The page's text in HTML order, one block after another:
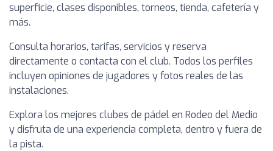
superficie, clases disponibles, torneos, tienda, cafetería y
más.
Consulta horarios, tarifas, servicios y reserva
directamente o contacta con el club. Todos los perfiles
incluyen opiniones de jugadores y fotos reales de las
instalaciones.
Explora los mejores clubes de pádel en Rodeo del Medio
y disfruta de una experiencia completa, dentro y fuera de
la pista.